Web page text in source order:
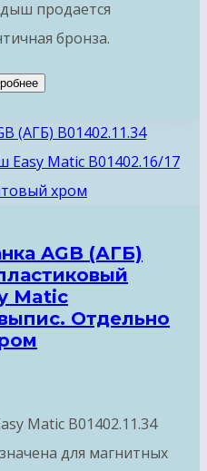
продается
бронза.
AGB (АГБ)
Matic
Отдельно
Matic B01402.11.34
для магнитных